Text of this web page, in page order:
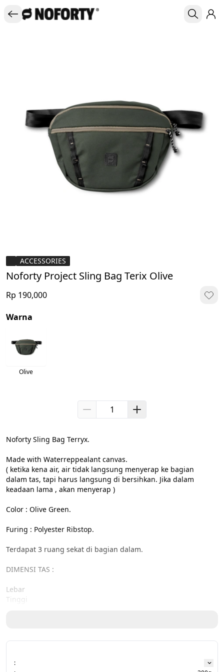
ACCESSORIES
Noforty Project Sling Bag Terix Olive
Rp 190,000
Warna
Olive
Noforty Sling Bag Terryx.
Made with Waterreppealant canvas.
( ketika kena air, air tidak langsung menyerap ke bagian
dalam tas, tapi harus langsung di bersihkan. Jika dalam
keadaan lama , akan menyerap )
Color : Olive Green.
Furing : Polyester Ribstop.
Terdapat 3 ruang sekat di bagian dalam.
DIMENSI TAS :
Lebar
Tinggi
: